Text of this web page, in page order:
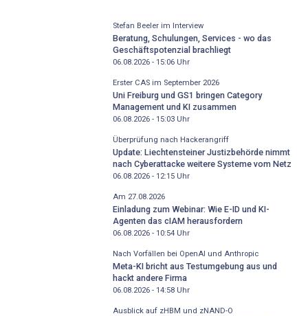
Stefan Beeler im Interview
Beratung, Schulungen, Services - wo das
Geschäftspotenzial brachliegt
06.08.2026 - 15:06Uhr
Erster CAS im September 2026
Uni Freiburg und GS1 bringen Category
Management und KI zusammen
06.08.2026 - 15:03Uhr
Überprüfung nach Hackerangriff
Update: Liechtensteiner Justizbehörde nimmt
nach Cyberattacke weitere Systeme vom Netz
06.08.2026 - 12:15Uhr
Am 27.08.2026
Einladung zum Webinar: Wie E-ID und KI-
Agenten das cIAM herausfordern
06.08.2026 - 10:54Uhr
Nach Vorfällen bei OpenAI und Anthropic
Meta-KI bricht aus Testumgebung aus und
hackt andere Firma
06.08.2026 - 14:58Uhr
Ausblick auf zHBM und zNAND-O